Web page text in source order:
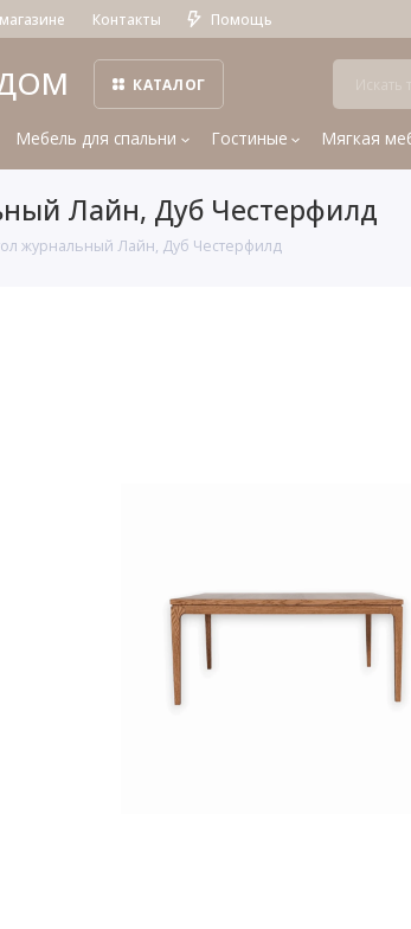
Контакты Помощь
КАТАЛОГ
Мебель для спальни Гостиные Мягкая
Лайн, Дуб Честерфилд
журнальный Лайн, Дуб Честерфилд